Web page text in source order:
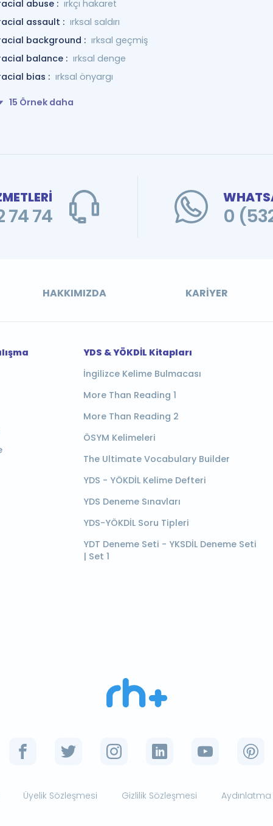
abuse : ırkçı hakaret
assault : ırksal saldırı
background : ırksal geçmiş
balance : ırksal denge
bias : ırksal önyargı
15 Örnek daha
74 74 0
HAKKIMIZDA KARIYER
YDS & YÖKDİL Kitapları
İngilizce Kelime Bulmacası
More Than Reading 1
More Than Reading 2
ÖSYM Kelimeleri
The Ultimate Vocabulary Builder
YDS - YÖKDİL Kelime Defteri
YDS Deneme Sınavları
YDS-YÖKDİL Soru Tipleri
YDT Deneme Seti - YKSDİL Deneme Seti
| Set 1
Üyelik Sözleşmesi Gizlilik Sözleşmesi